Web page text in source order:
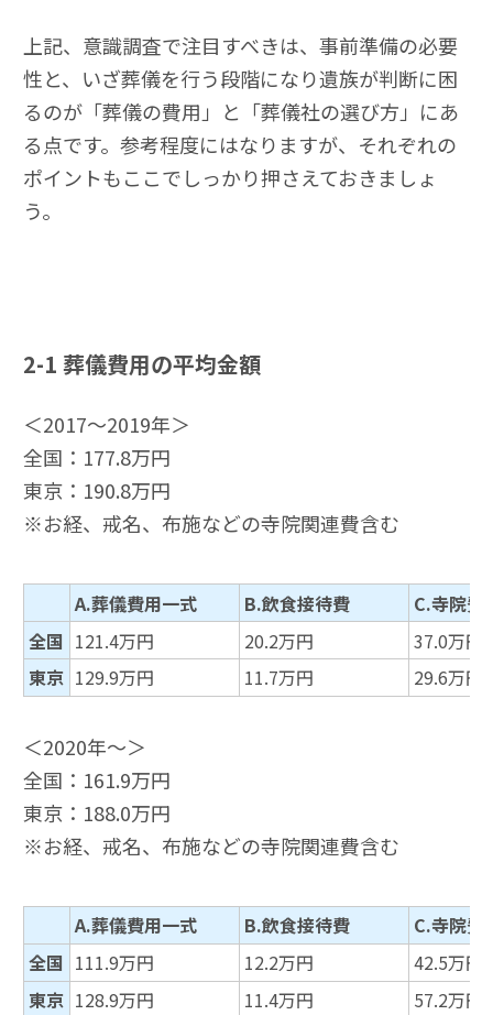
上記、意識調査で注目すべきは、事前準備の必要
性と、いざ葬儀を行う段階になり遺族が判断に困
るのが「葬儀の費用」と「葬儀社の選び方」にあ
る点です。参考程度にはなりますが、それぞれの
ポイントもここでしっかり押さえておきましょ
う。
2-1 葬儀費用の平均金額
＜2017～2019年＞
全国：177.8万円
東京：190.8万円
※お経、戒名、布施などの寺院関連費含む
A.葬儀費用一式 B.飲食接待費
C.寺院費
全国 121.4万円 20.2万円
37.0万円
東京 129.9万円 11.7万円 29.6万円
＜2020年～＞
全国：161.9万円
東京：188.0万円
※お経、戒名、布施などの寺院関連費含む
A.葬儀費用一式 B.飲食接待費
C.寺院費
全国 111.9万円 12.2万円
42.5万円
東京 128.9万円 11.4万円 57.2万円